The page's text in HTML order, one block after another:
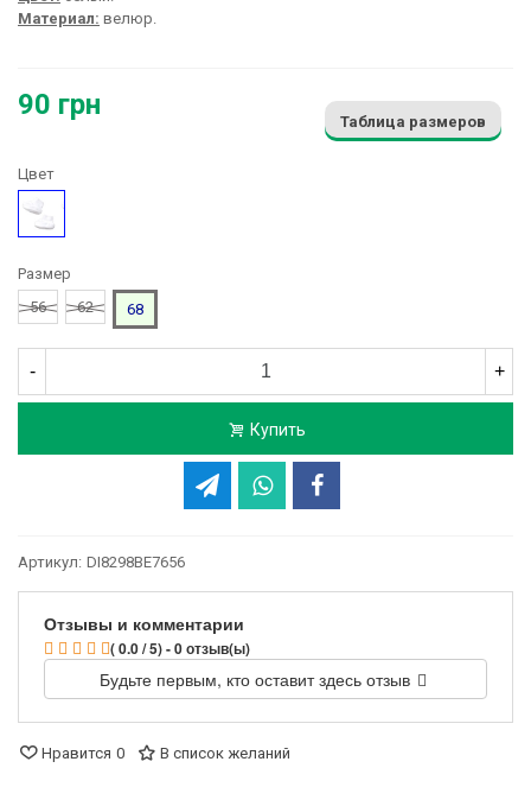
Материал: велюр.
90 грн
Таблица размеров
Цвет
Белый
Размер
56
62 68
- +
Купить
Артикул: DI8298BE7656
Отзывы и комментарии
( 0.0 / 5) - 0 отзыв(ы)
Будьте первым, кто оставит здесь отзыв
Нравится 0 В список желаний